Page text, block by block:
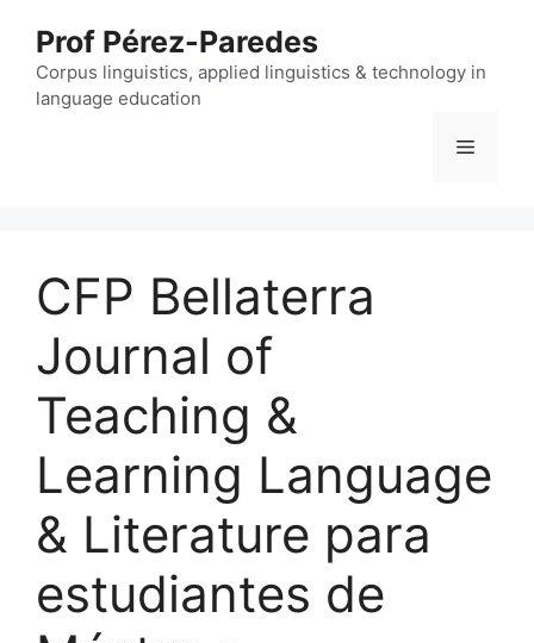
content
Prof Pérez-Paredes
Corpus linguistics, applied linguistics & technology in
language education
Menu
CFP Bellaterra
Journal of
Teaching &
Learning Language
& Literature para
estudiantes de